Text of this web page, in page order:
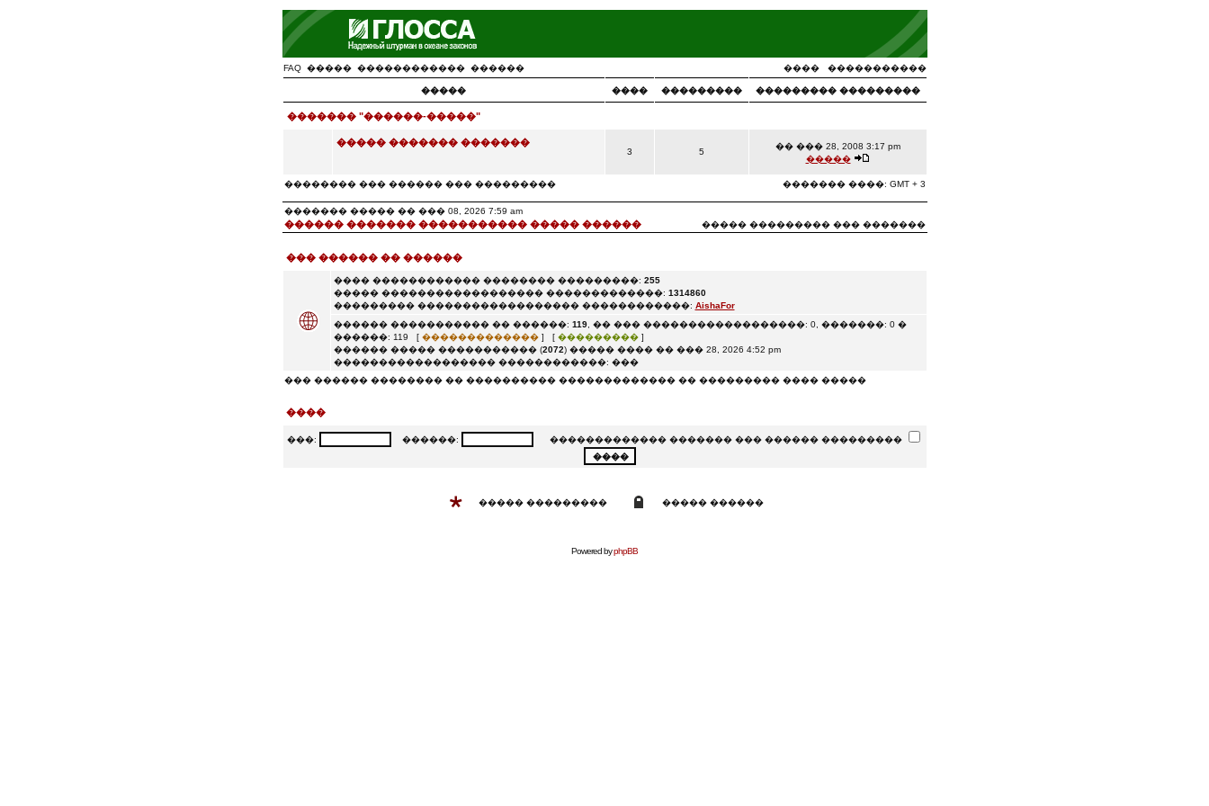
FAQ ����� ������������ ������ ���� �����������
����� ���� ��������� ��������� ���������
������� "������-�����"
����� ������� �������
3 5
�� ��� 28, 2008 3:17 pm
�����
�������� ��� ������ ��� ��������� ������� ����: GMT + 3
������� ����� �� ��� 08, 2026 7:59 am
������ ������� ����������� ����� ������ ����� ��������� ��� �������
��� ������ �� ������
���� ������������ �������� ���������: 255
����� ������������������ �������������: 1314860
��������� ������������������ ������������: AishaFor
������ ����������� �� ������: 119, �� ��� ������������������: 0, �������: 0 �
������: 119 [ �������������] [ ���������]
������ ����� ����������� (2072) ����� ���� �� ��� 28, 2026 4:52 pm
������������������ ������������: ���
��� ������ �������� �� ���������� ������������� �� ��������� ���� �����
����
���: ������: ������������� ������� ��� ������ ���������
����� ��������� ����� ������
Powered byphpBB